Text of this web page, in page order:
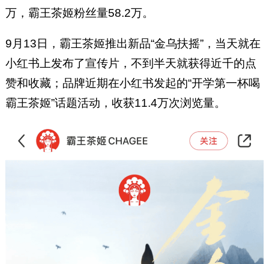
万，霸王茶姬粉丝量58.2万。
9月13日，霸王茶姬推出新品“金乌扶摇”，当天就在
小红书上发布了宣传片，不到半天就获得近千的点
赞和收藏；品牌近期在小红书发起的“开学第一杯喝
霸王茶姬”话题活动，收获11.4万次浏览量。